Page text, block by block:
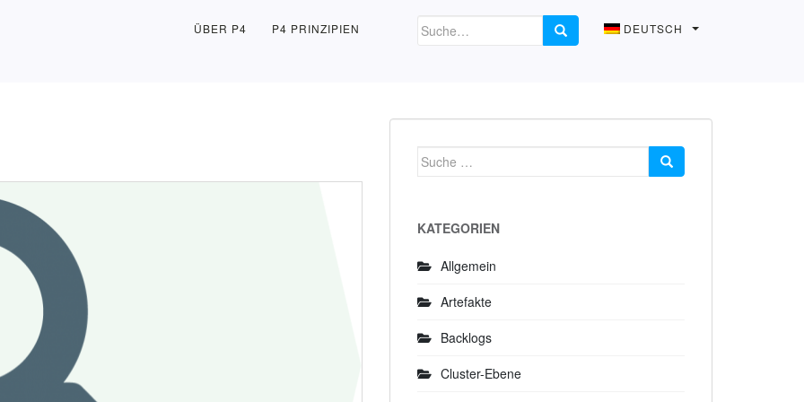
ÜBER P4 P4 PRINZIPIEN DEUTSCH
Suche
KATEGORIEN
Allgemein
Artefakte
Backlogs
Cluster-Ebene